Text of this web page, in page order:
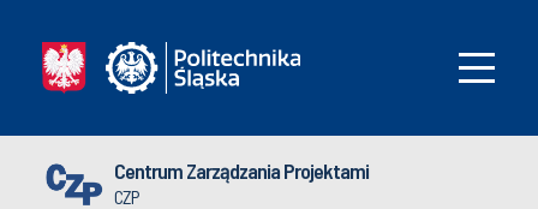
Centrum Zarządzania Projektami
CZP